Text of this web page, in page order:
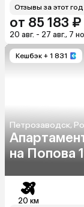
Отзывы за этот год
от 85 183 ₽
20 авг. - 27 авг., 7
Кешбэк + 1 831
Петрозаводск,
на Попова
20 км